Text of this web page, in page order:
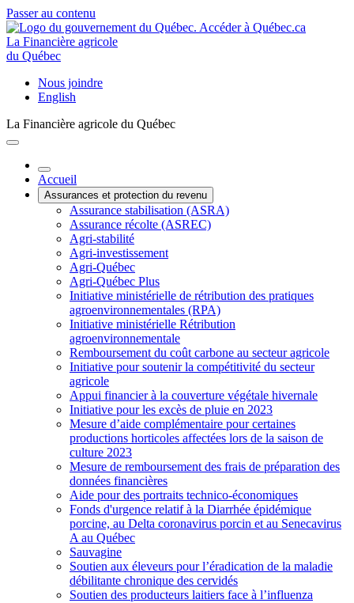
Passer au contenu
La Financière agricole
du Québec
Nous joindre
English
La Financière agricole du Québec
Accueil
Assurances et protection du revenu
Assurance stabilisation (ASRA)
Assurance récolte (ASREC)
Agri-stabilité
Agri-investissement
Agri-Québec
Agri-Québec Plus
Initiative ministérielle de rétribution des pratiques
agroenvironnementales (RPA)
Initiative ministérielle Rétribution
agroenvironnementale
Remboursement du coût carbone au secteur agricole
Initiative pour soutenir la compétitivité du secteur
agricole
Appui financier à la couverture végétale hivernale
Initiative pour les excès de pluie en 2023
Mesure d’aide complémentaire pour certaines
productions horticoles affectées lors de la saison de
culture 2023
Mesure de remboursement des frais de préparation des
données financières
Aide pour des portraits technico-économiques
Fonds d'urgence relatif à la Diarrhée épidémique
porcine, au Delta coronavirus porcin et au Senecavirus
A au Québec
Sauvagine
Soutien aux éleveurs pour l’éradication de la maladie
débilitante chronique des cervidés
Soutien des producteurs laitiers face à l’influenza